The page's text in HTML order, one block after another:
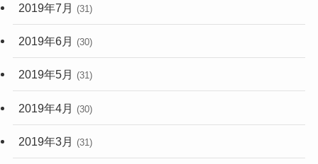
2019年7月 (31)
2019年6月 (30)
2019年5月 (31)
2019年4月 (30)
2019年3月 (31)